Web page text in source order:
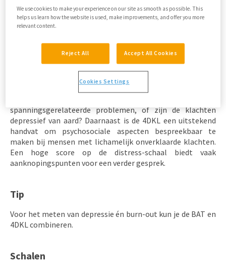
maken de huisarts en patiënt attent op het mogelijke
bestaan van een psychiatrisch probleem. De
somatisatieschaal geeft aan hoe sterk het lichaam
Wanneer inzetten
spanningsgerelateerde problemen, of zijn de klachten
depressief van aard? Daarnaast is de 4DKL een uitstekend
handvat om psychosociale aspecten bespreekbaar te
maken bij mensen met lichamelijk onverklaarde klachten.
Een hoge score op de distress-schaal biedt vaak
aanknopingspunten voor een verder gesprek.
Tip
Voor het meten van depressie én burn-out kun je de BAT en
4DKL combineren.
Schalen
We use cookies to make your experience on our site as smooth as possible. This
helps us learn how the website is used, make improvements, and offer you more
relevant content.
Reject All Accept All Cookies
Cookies Settings